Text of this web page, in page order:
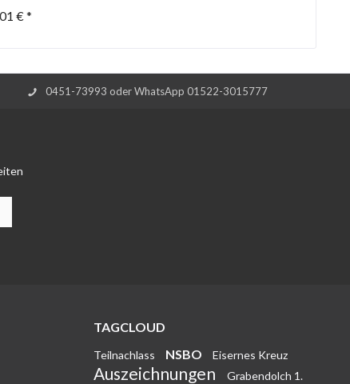
€ *
0451-73993 oder WhatsApp 01522-3015777
TAGCLOUD
Teilnachlass NSBO Eisernes Kreuz
Auszeichnungen Grabendolch 1.